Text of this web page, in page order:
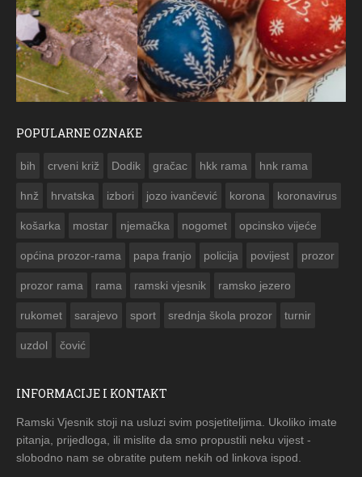
POPULARNE OZNAKE
bih crveni križ Dodik gračac hkk rama hnk rama
hnž hrvatska izbori jozo ivančević korona koronavirus
košarka mostar njemačka nogomet opcinsko vijeće
općina prozor-rama papa franjo policija povijest prozor
prozor rama rama ramski vjesnik ramsko jezero
rukomet sarajevo sport srednja škola prozor turnir
uzdol čović
INFORMACIJE I KONTAKT
Ramski Vjesnik stoji na usluzi svim posjetiteljima. Ukoliko imate
pitanja, prijedloga, ili mislite da smo propustili neku vijest -
slobodno nam se obratite putem nekih od linkova ispod.